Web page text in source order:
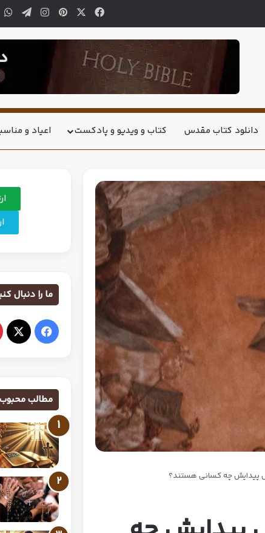
دانلود کتاب مقدس کتاب و ویدیو و پادکست اعیاد و
پیدایش چه کسانی هستند؟
ما را دنبال
مطالب محبوب